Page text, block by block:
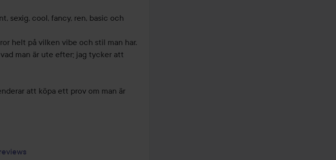
sexig, cool, fancy, ren, basic och
helt på vilken vibe och stil man har.
man är ute efter; jag tycker att
att köpa ett prov om man är